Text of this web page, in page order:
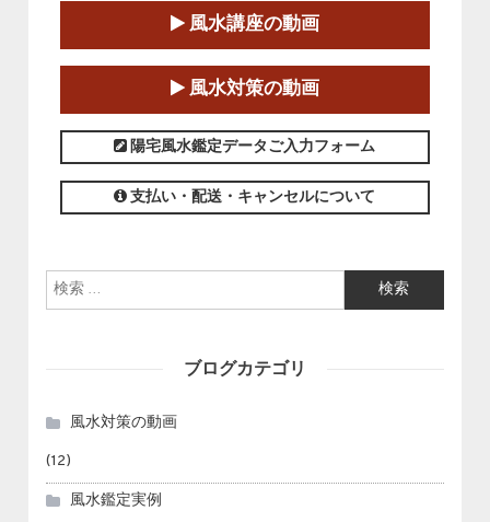
第１８期立命塾「実践的四柱立命学（四
柱推命学）講座」
2025-01-11～2025-05-11
この講座の募集は終了しました。
風水講座の動画
風水対策の動画
陽宅風水鑑定データご入力フォーム
支払い・配送・キャンセルについて
検索:
ブログカテゴリ
風水対策の動画
(12)
風水鑑定実例